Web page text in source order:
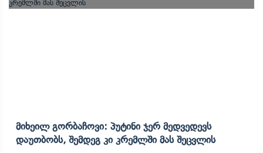
Მიხეილ Გორბაჩოვი: Პუტინი Ჯერ Მედვედევს
Დაუთბობს, Შემდეგ Კი Კრემლში Მას Შეცვლის